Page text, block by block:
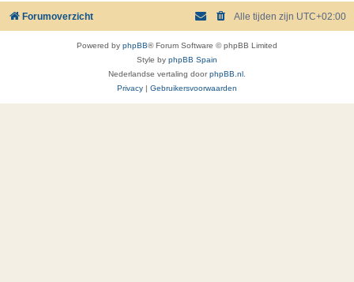
Forumoverzicht Alle tijden zijn UTC+02:00
Powered by phpBB® Forum Software © phpBB Limited
Style by phpBB Spain
Nederlandse vertaling doorphpBB.nl .
Privacy
Gebruikersvoorwaarden